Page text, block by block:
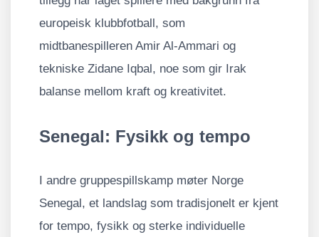
europeisk klubbfotball, som
midtbanespilleren Amir Al-Ammari og
tekniske Zidane Iqbal, noe som gir Irak
balanse mellom kraft og kreativitet.
Senegal: Fysikk og tempo
I andre gruppespillskamp møter Norge
Senegal, et landslag som tradisjonelt er kjent
for tempo, fysikk og sterke individuelle